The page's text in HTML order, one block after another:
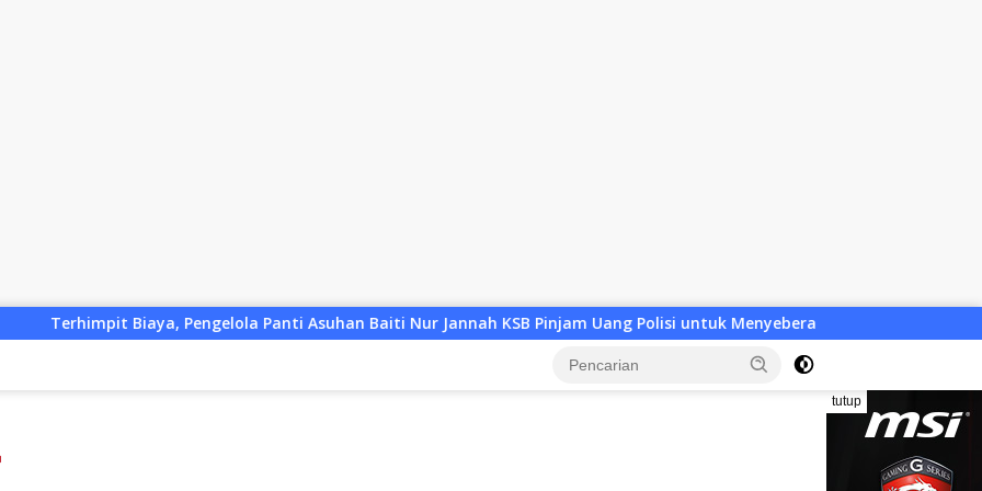
Panti Asuhan Baiti Nur Jannah KSB Pinjam Uang Polisi untuk Menyeberang, Asesmen Bantuan Tak Kunjung Tuntas
tutup